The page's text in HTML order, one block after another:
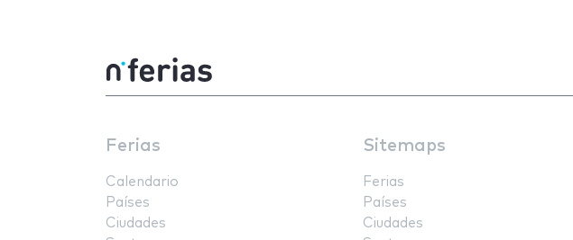
Ferias
Calendario
Países
Ciudades
Sitemaps
Ferias
Países
Ciudades